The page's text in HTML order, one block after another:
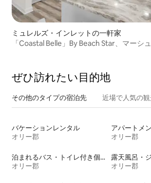
ミュレルズ・インレットの一軒家
「Coastal Belle」By Beach Star、マーシ
ぜひ訪⁠れ⁠た⁠い目⁠的⁠地
その他のタ⁠イ⁠プ⁠の宿⁠泊⁠先 近場で人気の
バケーションレンタル
オリー郡
アパートメ
オリー郡
泊まれるバス・トイレ付き個室
オリー郡
オリー郡